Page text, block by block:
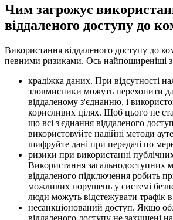
Чим загрожує
віддаленого доступу до
Використання віддаленого доступу до
певними ризиками. Ось найпоширеніші
крадіжка даних. При відсутності
зловмисники можуть перехопити
віддаленому з'єднанню, і
корисливих цілях. Щоб цього не
що всі з'єднання віддаленого
використовуйте надійні методи
шифруйте дані при передачі по
ризики при використанні
Використання загальнодоступних
віддаленого підключення робить
можливих порушень у системі
люди можуть відстежувати трафік
несанкціонований доступ. Якщо